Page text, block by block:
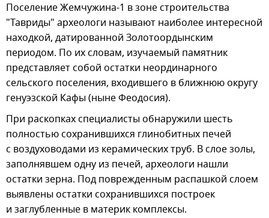
Поселение Жемчужина-1 в зоне строительства
"Тавриды" археологи называют наиболее интересной
находкой, датированной Золотоордынским
периодом. По их словам, изучаемый памятник
представляет собой остатки неординарного
сельского поселения, входившего в ближнюю округу
генуэзской Кафы (ныне Феодосия).
При раскопках специалисты обнаружили шесть
полностью сохранившихся глинобитных печей
с воздуховодами из керамических труб. В слое золы,
заполнявшем одну из печей, археологи нашли
остатки зерна. Под поврежденным распашкой слоем
выявлены остатки сохранившихся построек
и заглубленные в материк комплексы.